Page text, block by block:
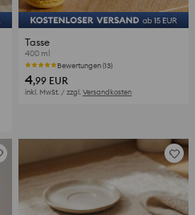
Tasse
400 ml
Bewertungen (13)
4,99 EUR
inkl. MwSt. / zzgl.Versandkosten